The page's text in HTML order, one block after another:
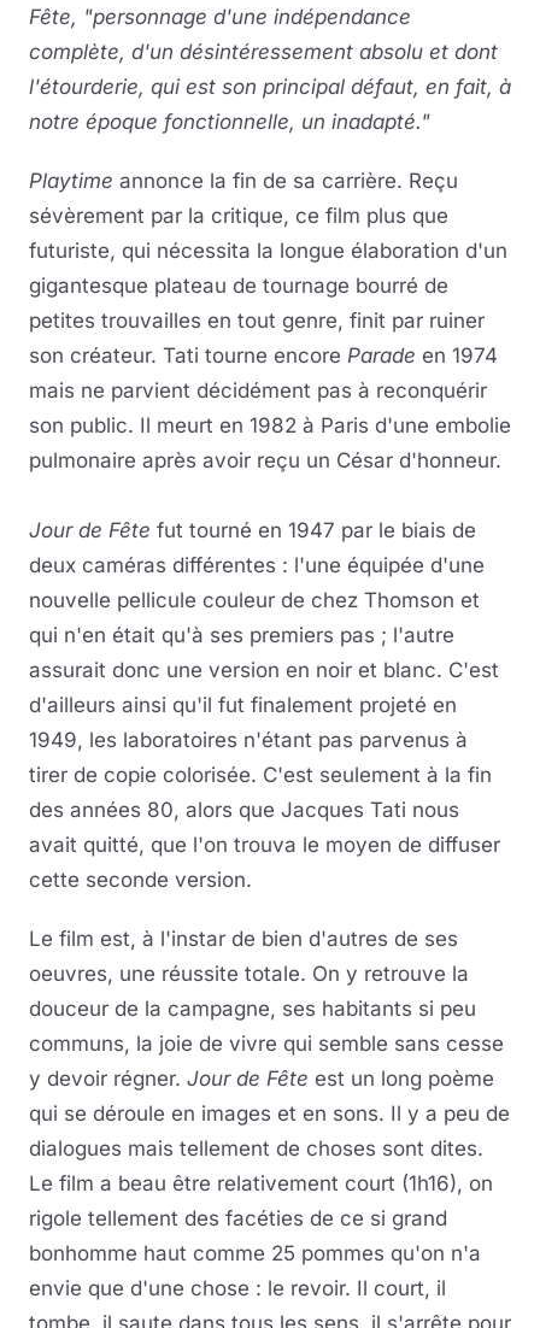
Fête, "personnage d'une indépendance
complète, d'un désintéressement absolu et dont
l'étourderie, qui est son principal défaut, en fait, à
notre époque fonctionnelle, un inadapté."
Playtime annonce la fin de sa carrière. Reçu
sévèrement par la critique, ce film plus que
futuriste, qui nécessita la longue élaboration d'un
gigantesque plateau de tournage bourré de
petites trouvailles en tout genre, finit par ruiner
son créateur. Tati tourne encore Parade en 1974
mais ne parvient décidément pas à reconquérir
son public. Il meurt en 1982 à Paris d'une embolie
pulmonaire après avoir reçu un César d'honneur.
Jour de Fête fut tourné en 1947 par le biais de
deux caméras différentes : l'une équipée d'une
nouvelle pellicule couleur de chez Thomson et
qui n'en était qu'à ses premiers pas ; l'autre
assurait donc une version en noir et blanc. C'est
d'ailleurs ainsi qu'il fut finalement projeté en
1949, les laboratoires n'étant pas parvenus à
tirer de copie colorisée. C'est seulement à la fin
des années 80, alors que Jacques Tati nous
avait quitté, que l'on trouva le moyen de diffuser
cette seconde version.
Le film est, à l'instar de bien d'autres de ses
oeuvres, une réussite totale. On y retrouve la
douceur de la campagne, ses habitants si peu
communs, la joie de vivre qui semble sans cesse
y devoir régner. Jour de Fête est un long poème
qui se déroule en images et en sons. Il y a peu de
dialogues mais tellement de choses sont dites.
Le film a beau être relativement court (1h16), on
rigole tellement des facéties de ce si grand
bonhomme haut comme 25 pommes qu'on n'a
envie que d'une chose : le revoir. Il court, il
tombe, il saute dans tous les sens, il s'arrête pour